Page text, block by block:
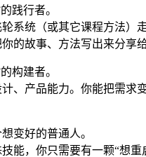
践行者。
系统（或其它课程方法）
的故事、方法写出来分享
构建者。
、产品能力。你能把需求
变好的普通人。
能，你只需要有一颗“想重